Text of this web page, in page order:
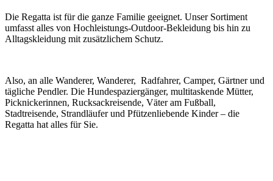
Die Regatta ist für die ganze Familie geeignet. Unser Sortiment
umfasst alles von Hochleistungs-Outdoor-Bekleidung bis hin zu
Alltagskleidung mit zusätzlichem Schutz.
Also, an alle Wanderer, Wanderer, Radfahrer, Camper, Gärtner und
tägliche Pendler. Die Hundespaziergänger, multitaskende Mütter,
Picknickerinnen, Rucksackreisende, Väter am Fußball,
Stadtreisende, Strandläufer und Pfützenliebende Kinder – die
Regatta hat alles für Sie.